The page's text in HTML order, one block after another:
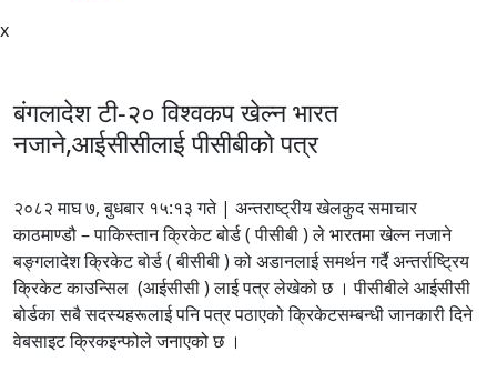
x
बंगलादेश टी-२० विश्वकप खेल्न भारत
नजाने,आईसीसीलाई पीसीबीकाे पत्र
२०८२ माघ ७, बुधबार १५:१३ गते | अन्तराष्ट्रीय खेलकुद समाचार
काठमाण्डौ – पाकिस्तान क्रिकेट बोर्ड ( पीसीबी ) ले भारतमा खेल्न नजाने
बङ्गलादेश क्रिकेट बोर्ड ( बीसीबी ) को अडानलाई समर्थन गर्दै अन्तर्राष्ट्रिय
क्रिकेट काउन्सिल (आईसीसी ) लाई पत्र लेखेको छ । पीसीबीले आईसीसी
बोर्डका सबै सदस्यहरूलाई पनि पत्र पठाएको क्रिकेटसम्बन्धी जानकारी दिने
वेबसाइट क्रिकइन्फोले जनाएको छ ।